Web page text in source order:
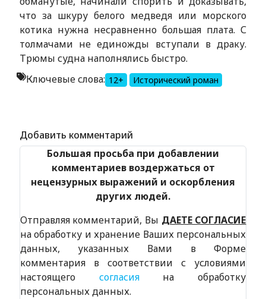
что за шкуру белого медведя или морского
котика нужна несравненно большая плата. С
толмачами не единожды вступали в драку.
Трюмы судна наполнялись быстро.
Ключевые слова: 12+ Исторический роман
Добавить комментарий
Большая просьба при добавлении
комментариев воздержаться от
нецензурных выражений и оскорбления
других людей.
Отправляя комментарий, Вы ДАЕТЕ СОГЛАСИЕ
на обработку и хранение Ваших персональных
данных, указанных Вами в Форме
комментария в соответствии с условиями
настоящего согласияна обработку
персональных данных.